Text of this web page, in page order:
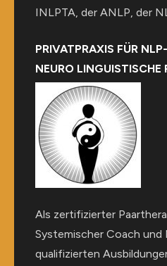
INLPTA, der ANLP, der
PRIVATPRAXIS FÜR
NEURO LINGUISTISCHE
Als zertifizierter
Systemischer Coach und
qualifizierten